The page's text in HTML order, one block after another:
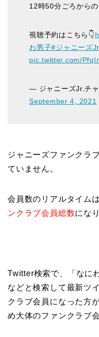
12時50分ごろから
視聴予約はこちら👇
わ男子#ジャニーズ
pic.twitter.com/
— ジャニーズJr.チ
September 4, 2021
ジャニーズファンクラ
ていません。
会員数のリアルタイム
ンクラブ会員総数にな
Twitter検索で、「なに
などと検索して最新ツ
クラブ会員になった方
め大体のファンクラブ